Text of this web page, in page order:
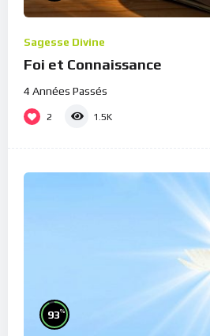
Sagesse Divine
Foi et Connaissance
4 Années Passés
2 1.5K
93%